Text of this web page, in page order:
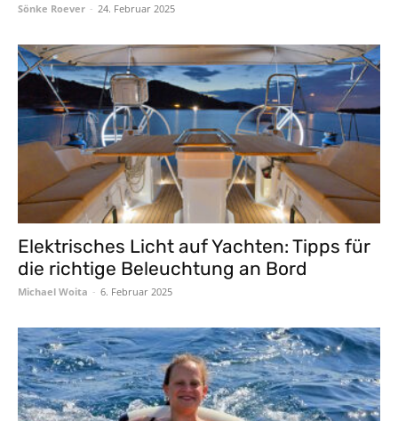
Sönke Roever - 24. Februar 2025
Elektrisches Licht auf Yachten: Tipps für
die richtige Beleuchtung an Bord
Michael Woita - 6. Februar 2025